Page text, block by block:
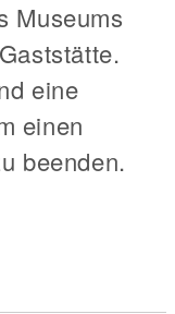
Museums
eine
einen
beenden.